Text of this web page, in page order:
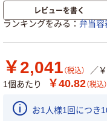
レビューを書く
ランキングをみる 弁当容
￥2,041 （税込）
／
1個あたり
￥40.82（税込）
お1人様1回につき